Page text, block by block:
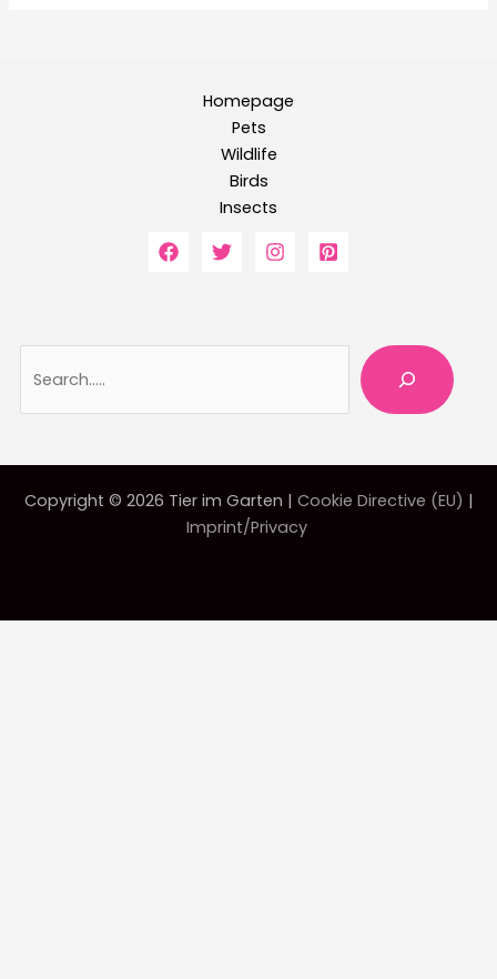
Homepage
Pets
Wildlife
Birds
Insects
Copyright © 2026 Tier im Garten | Cookie Directive (EU) |
Imprint/Privacy